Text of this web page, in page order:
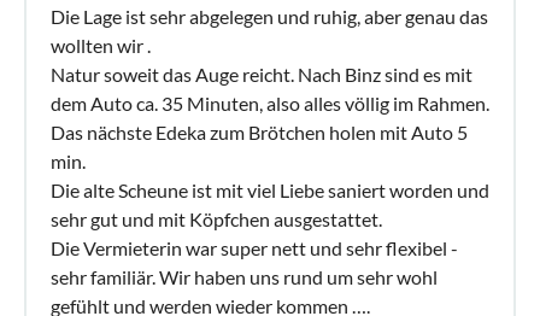
Die Lage ist sehr abgelegen und ruhig, aber genau das
wollten wir .
Natur soweit das Auge reicht. Nach Binz sind es mit
dem Auto ca. 35 Minuten, also alles völlig im Rahmen.
Das nächste Edeka zum Brötchen holen mit Auto 5
min.
Die alte Scheune ist mit viel Liebe saniert worden und
sehr gut und mit Köpfchen ausgestattet.
Die Vermieterin war super nett und sehr flexibel -
sehr familiär. Wir haben uns rund um sehr wohl
gefühlt und werden wieder kommen ….